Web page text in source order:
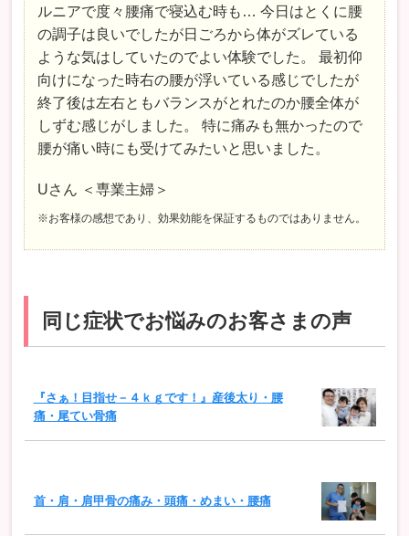
ルニアで度々腰痛で寝込む時も… 今日はとくに腰
の調子は良いでしたが日ごろから体がズレている
ような気はしていたのでよい体験でした。 最初仰
向けになった時右の腰が浮いている感じでしたが
終了後は左右ともバランスがとれたのか腰全体が
しずむ感じがしました。 特に痛みも無かったので
腰が痛い時にも受けてみたいと思いました。
Uさん ＜専業主婦＞
※お客様の感想であり、効果効能を保証するものではありません。
同じ症状でお悩みのお客さまの声
『さぁ！目指せ－４ｋｇです！』産後太り・腰
痛・尾てい骨痛
首・肩・肩甲骨の痛み・頭痛・めまい・腰痛